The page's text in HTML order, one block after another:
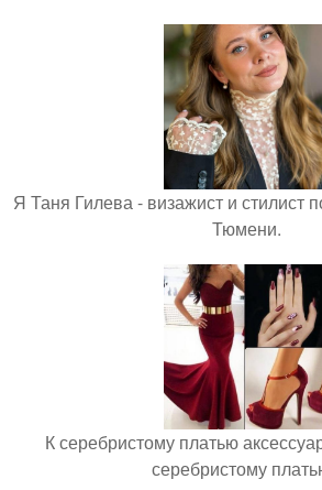
Я Таня Гилева - визажист и стилист
Тюмени.
К серебристому платью
серебристому